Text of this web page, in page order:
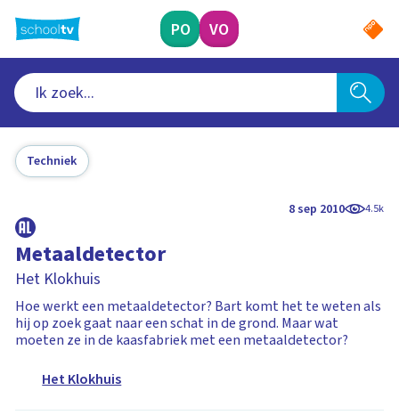
naar
hoofdinhoud
PO VO
Techniek
8 sep 2010 4.5k
Metaaldetector
Het Klokhuis
Hoe werkt een metaaldetector? Bart komt het te weten als
hij op zoek gaat naar een schat in de grond. Maar wat
moeten ze in de kaasfabriek met een metaaldetector?
Het Klokhuis